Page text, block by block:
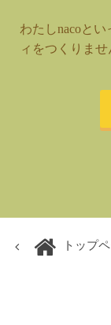
わたしnacoと
ィをつくりませ
トップ